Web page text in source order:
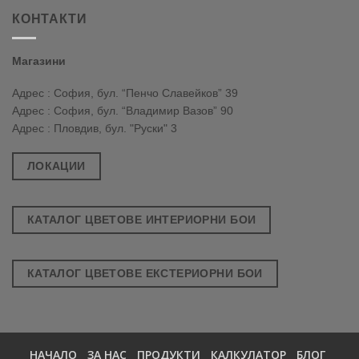
КОНТАКТИ
Магазини
Адрес : София, бул. “Пенчо Славейков” 39
Адрес : София, бул. “Владимир Вазов” 90
Адрес : Пловдив, бул. "Руски" 3
ЛОКАЦИИ
КАТАЛОГ ЦВЕТОВЕ ИНТЕРИОРНИ БОИ
КАТАЛОГ ЦВЕТОВЕ ЕКСТЕРИОРНИ БОИ
НАЧАЛО ЗА НАС ПРОДУКТИ КАЛКУЛАТОР БЛОГ